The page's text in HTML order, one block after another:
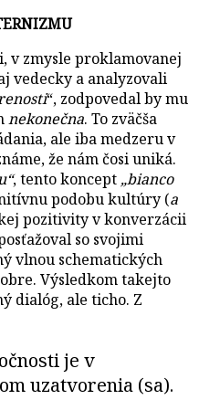
v zmysle proklamovanej
vedecky a analyzovali
“, zodpovedal by mu
nekonečna. To zväčša
ale iba medzeru v
že nám čosi uniká.
, tento koncept „bianco
podobu kultúry (a
pozitivity v konverzácii
so svojimi
vlnou schematických
Výsledkom takejto
dialóg, ale ticho. Z
je v
uzatvorenia (sa).